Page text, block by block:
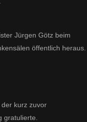
Jürgen Götz beim
öffentlich heraus.
der kurz zuvor